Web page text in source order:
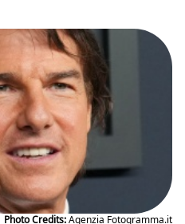
Photo Credits:Agenzia Fotogramma.it